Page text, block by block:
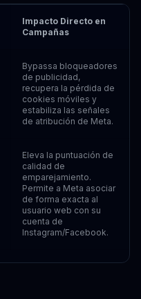
Impacto Directo en
Campañas
Bypassa bloqueadores
de publicidad,
recupera la pérdida de
cookies móviles y
estabiliza las señales
de atribución de Meta.
Eleva la puntuación de
calidad de
emparejamiento.
Permite a Meta asociar
de forma exacta al
usuario web con su
cuenta de
Instagram/Facebook.